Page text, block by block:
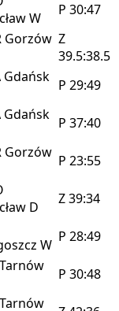
W P 30:47
Gorzów Z
39.5:38.5
Gdańsk P 29:49
Gdańsk P 37:40
Gorzów P 23:55
D Z39:34
W P 28:49
Tarnów
P 30:48
Tarnów